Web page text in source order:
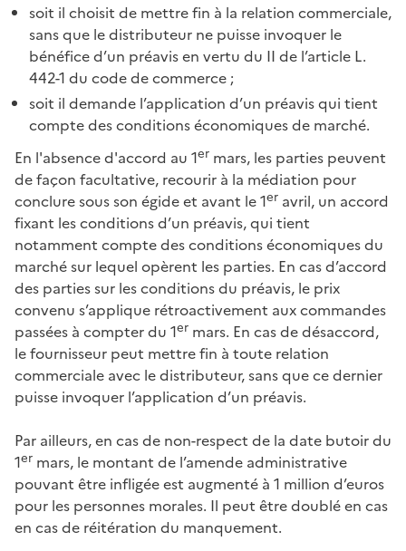
soit il choisit de mettre fin à la relation commerciale,
sans que le distributeur ne puisse invoquer le
bénéfice d’un préavis en vertu du II de l’article L.
442-1 du code de commerce ;
soit il demande l’application d’un préavis qui tient
compte des conditions économiques de marché.
En l'absence d'accord au 1er mars, les parties peuvent
de façon facultative, recourir à la médiation pour
conclure sous son égide et avant le 1er avril, un accord
fixant les conditions d’un préavis, qui tient
notamment compte des conditions économiques du
marché sur lequel opèrent les parties. En cas d’accord
des parties sur les conditions du préavis, le prix
convenu s’applique rétroactivement aux commandes
passées à compter du 1er mars. En cas de désaccord,
le fournisseur peut mettre fin à toute relation
commerciale avec le distributeur, sans que ce dernier
puisse invoquer l’application d’un préavis.
Par ailleurs, en cas de non-respect de la date butoir du
1er mars, le montant de l’amende administrative
pouvant être infligée est augmenté à 1 million d’euros
pour les personnes morales. Il peut être doublé en cas
en cas de réitération du manquement.